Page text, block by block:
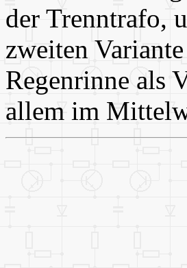
der Trenntrafo,
zweiten
Regenrinne als
allem im